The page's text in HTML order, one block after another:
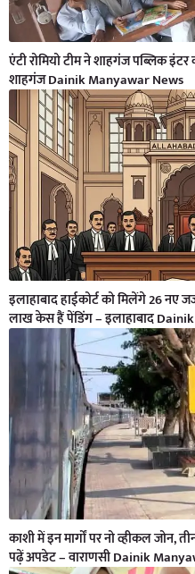
एंटी रोमियो टीम ने शाहगंज पब्लिक
शाहगंज Dainik Manyawar News
इलाहाबाद हाईकोर्ट को मिलेंगे 26 नए
लाख केस हैं पेंडिंग – इलाहाबाद
काशी में इन मार्गों पर नो व्हीकल जोन,
पढ़ें अपडेट – वाराणसी Dainik